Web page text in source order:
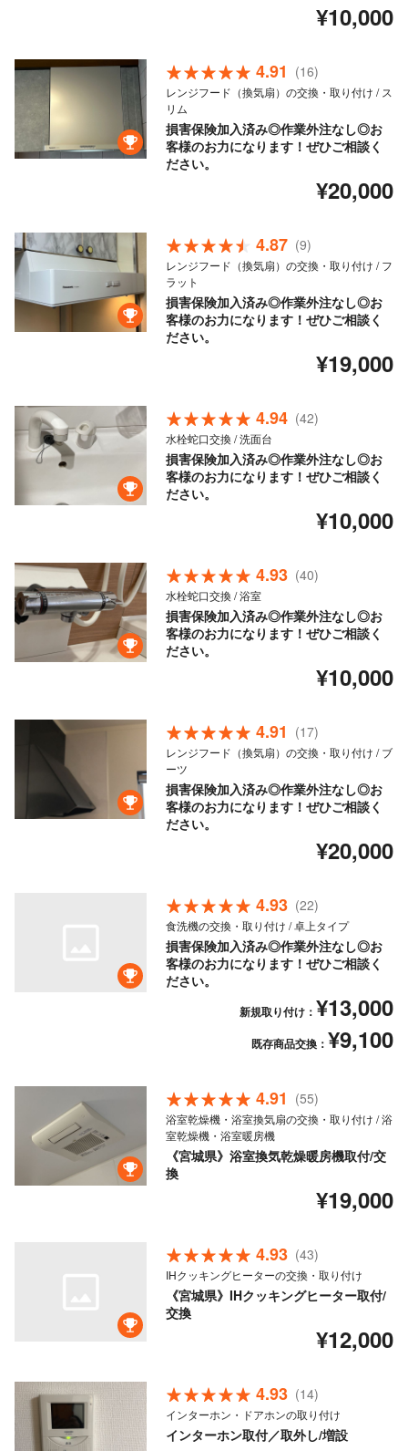
¥10,000
4.91 (16)
レンジフード（換気扇）の交換・取り付け / ス
リム
損害保険加入済み◎作業外注なし◎お
客様のお力になります！ぜひご相談く
ださい。
¥20,000
4.87 (9)
レンジフード（換気扇）の交換・取り付け / フ
ラット
損害保険加入済み◎作業外注なし◎お
客様のお力になります！ぜひご相談く
ださい。
¥19,000
4.94 (42)
水栓蛇口交換 / 洗面台
損害保険加入済み◎作業外注なし◎お
客様のお力になります！ぜひご相談く
ださい。
¥10,000
4.93 (40)
水栓蛇口交換 / 浴室
損害保険加入済み◎作業外注なし◎お
客様のお力になります！ぜひご相談く
ださい。
¥10,000
4.91 (17)
レンジフード（換気扇）の交換・取り付け / ブ
ーツ
損害保険加入済み◎作業外注なし◎お
客様のお力になります！ぜひご相談く
ださい。
¥20,000
4.93 (22)
食洗機の交換・取り付け / 卓上タイプ
損害保険加入済み◎作業外注なし◎お
客様のお力になります！ぜひご相談く
ださい。
新規取り付け： ¥13,000
既存商品交換： ¥9,100
4.91 (55)
浴室乾燥機・浴室換気扇の交換・取り付け / 浴
室乾燥機・浴室暖房機
《宮城県》浴室換気乾燥暖房機取付/交
換
¥19,000
4.93 (43)
IHクッキングヒーターの交換・取り付け
《宮城県》IHクッキングヒーター取付/
交換
¥12,000
4.93 (14)
インターホン・ドアホンの取り付け
インターホン取付／取外し/増設